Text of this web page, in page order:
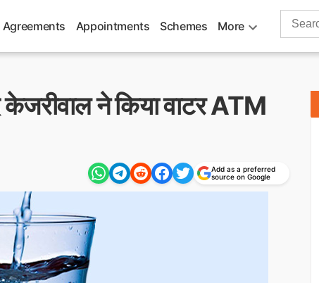
Agreements Appointments Schemes More
Search
ने किया वाटर ATM
Add as a preferred
source on Google